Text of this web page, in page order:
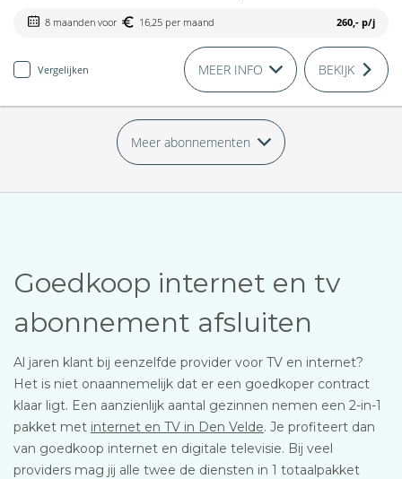
8 maanden voor 16,25 per maand 260,- p/j
Vergelijken MEER INFO BEKIJK
Meer abonnementen
Goedkoop internet en tv
abonnement afsluiten
Al jaren klant bij eenzelfde provider voor TV en internet?
Het is niet onaannemelijk dat er een goedkoper contract
klaar ligt. Een aanzienlijk aantal gezinnen nemen een 2-in-1
pakket met internet en TV in Den Velde. Je profiteert dan
van goedkoop internet en digitale televisie. Bij veel
providers mag jij alle twee de diensten in 1 totaalpakket